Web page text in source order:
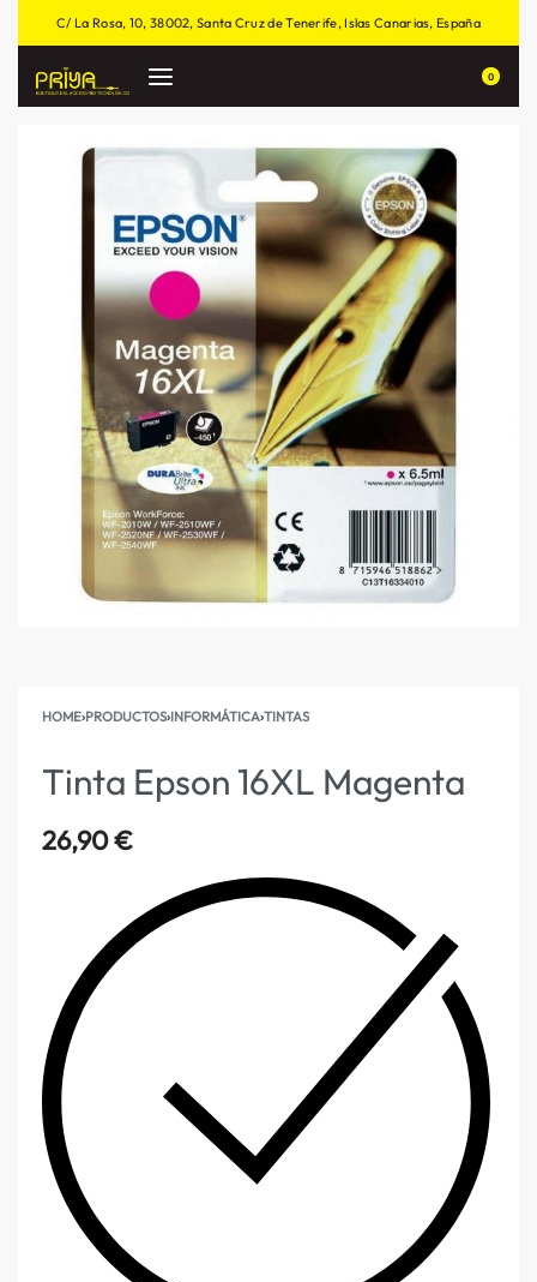
C/ La Rosa, 10, 38002, Santa Cruz de Tenerife, Islas Canarias, España
0
HOME›PRODUCTOS›INFORMÁTICA›TINTAS
Tinta Epson 16XL Magenta
26,90€